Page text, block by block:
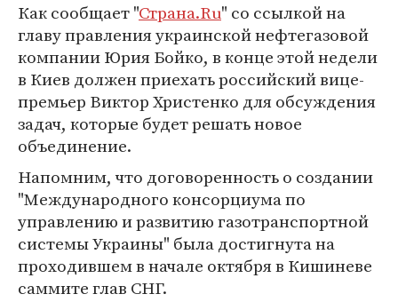
Как сообщает "Страна.Ru" со ссылкой на
главу правления украинской нефтегазовой
компании Юрия Бойко, в конце этой недели
в Киев должен приехать российский вице-
премьер Виктор Христенко для обсуждения
задач, которые будет решать новое
объединение.
Напомним, что договоренность о создании
"Международного консорциума по
управлению и развитию газотранспортной
системы Украины" была достигнута на
проходившем в начале октября в Кишиневе
саммите глав СНГ.